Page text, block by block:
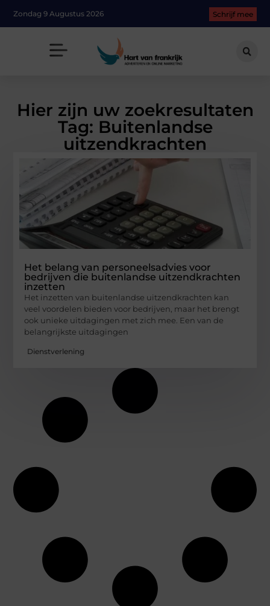
Zondag 9 Augustus 2026 Schrijf mee
Hier zijn uw zoekresultaten
Tag: Buitenlandse
uitzendkrachten
Het belang van personeelsadvies voor
bedrijven die buitenlandse uitzendkrachten
inzetten
Het inzetten van buitenlandse uitzendkrachten kan
veel voordelen bieden voor bedrijven, maar het brengt
ook unieke uitdagingen met zich mee. Een van de
belangrijkste uitdagingen
Dienstverlening